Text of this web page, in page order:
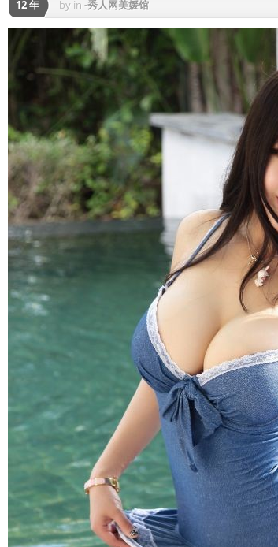
12 年 by in -秀人网美媛馆